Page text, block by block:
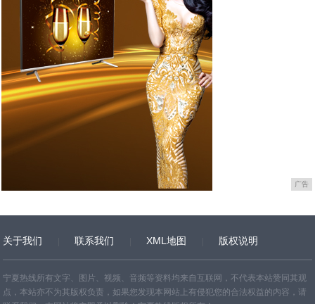
广告
关于我们 联系我们 XML地图 版权说明
网站地图 TXT
宁夏热线所有文字、图片、视频、音频等资料均来自互联网，不代表本站赞同其观
点，本站亦不为其版权负责，如果您发现本网站上有侵犯您的合法权益的内容，请